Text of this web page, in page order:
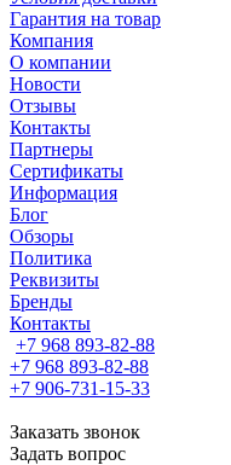
Гарантия на товар
Компания
О компании
Новости
Отзывы
Контакты
Партнеры
Сертификаты
Информация
Блог
Обзоры
Политика
Реквизиты
Бренды
Контакты
+7 968 893-82-88
+7 968 893-82-88
+7 906-731-15-33
Заказать звонок
Задать вопрос